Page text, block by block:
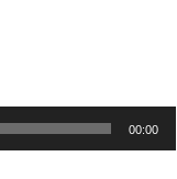
00:00